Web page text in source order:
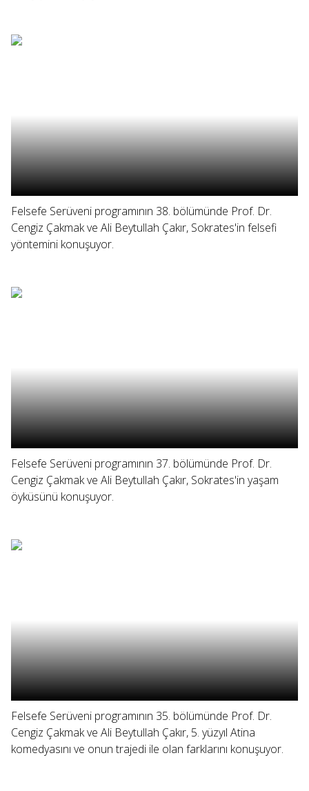
Felsefe Serüveni programının 38. bölümünde Prof. Dr.
Cengiz Çakmak ve Ali Beytullah Çakır, Sokrates'in felsefi
yöntemini konuşuyor.
Felsefe Serüveni programının 37. bölümünde Prof. Dr.
Cengiz Çakmak ve Ali Beytullah Çakır, Sokrates'in yaşam
öyküsünü konuşuyor.
Felsefe Serüveni programının 35. bölümünde Prof. Dr.
Cengiz Çakmak ve Ali Beytullah Çakır, 5. yüzyıl Atina
komedyasını ve onun trajedi ile olan farklarını konuşuyor.